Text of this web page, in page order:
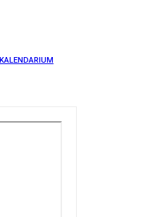
KALENDARIUM